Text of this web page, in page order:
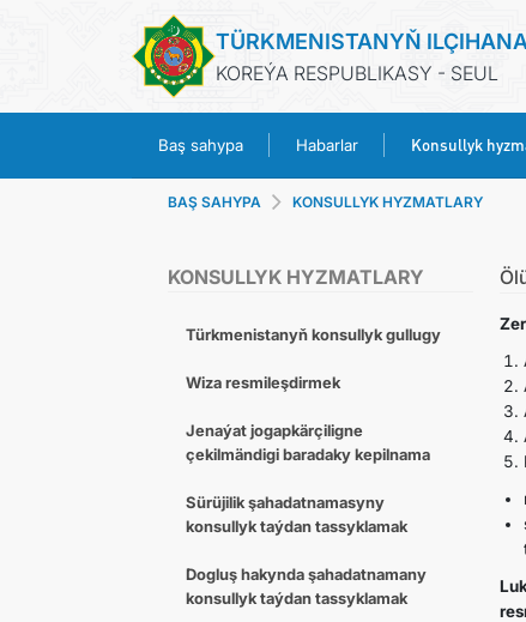
TÜRKMENISTANYŇ
KOREÝA RESPUBLIKASY - SEUL
Baş sahypa Habarlar Konsullyk
BAŞ SAHYPA KONSULLYK HYZMATLARY
KONSULLYK HYZMATLARY
Türkmenistanyň konsullyk gullugy
Wiza resmileşdirmek
Jenaýat jogapkärçiligne
çekilmändigi baradaky kepilnama
Sürüjilik şahadatnamasyny
konsullyk taýdan tassyklamak
Dogluş hakynda şahadatnamany
konsullyk taýdan tassyklamak